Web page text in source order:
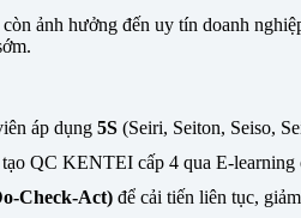
ảnh hưởng đến uy tín doanh
áp dụng 5S (Seiri, Seiton, Seiso,
QC KENTEI cấp 4 qua E-
Check-Act) để cải tiến liên tục,